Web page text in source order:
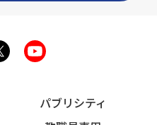
パブリシティ